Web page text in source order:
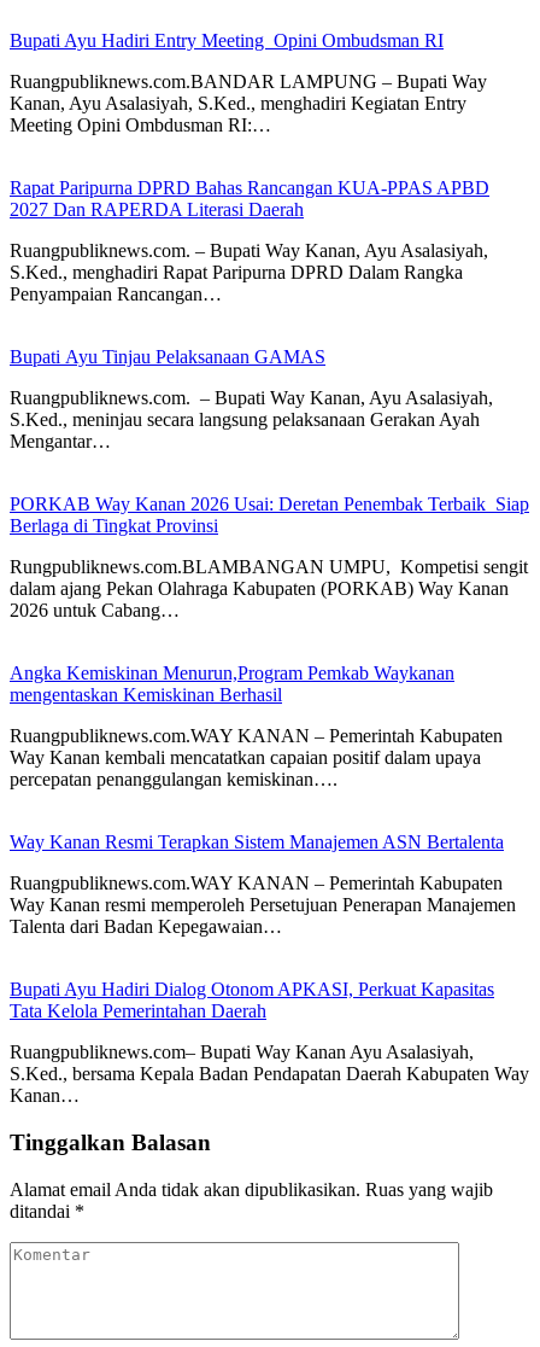
Bupati Ayu Hadiri Entry Meeting Opini Ombudsman RI
Ruangpubliknews.com.BANDAR LAMPUNG – Bupati Way
Kanan, Ayu Asalasiyah, S.Ked., menghadiri Kegiatan Entry
Meeting Opini Ombdusman RI:…
Rapat Paripurna DPRD Bahas Rancangan KUA-PPAS APBD
2027 Dan RAPERDA Literasi Daerah
Ruangpubliknews.com. – Bupati Way Kanan, Ayu Asalasiyah,
S.Ked., menghadiri Rapat Paripurna DPRD Dalam Rangka
Penyampaian Rancangan…
Bupati Ayu Tinjau Pelaksanaan GAMAS
Ruangpubliknews.com. – Bupati Way Kanan, Ayu Asalasiyah,
S.Ked., meninjau secara langsung pelaksanaan Gerakan Ayah
Mengantar…
PORKAB Way Kanan 2026 Usai: Deretan Penembak Terbaik Siap
Berlaga di Tingkat Provinsi
Rungpubliknews.com.BLAMBANGAN UMPU, Kompetisi sengit
dalam ajang Pekan Olahraga Kabupaten (PORKAB) Way Kanan
2026 untuk Cabang…
Angka Kemiskinan Menurun,Program Pemkab Waykanan
mengentaskan Kemiskinan Berhasil
Ruangpubliknews.com.WAY KANAN – Pemerintah Kabupaten
Way Kanan kembali mencatatkan capaian positif dalam upaya
percepatan penanggulangan kemiskinan….
Way Kanan Resmi Terapkan Sistem Manajemen ASN Bertalenta
Ruangpubliknews.com.WAY KANAN – Pemerintah Kabupaten
Way Kanan resmi memperoleh Persetujuan Penerapan Manajemen
Talenta dari Badan Kepegawaian…
Bupati Ayu Hadiri Dialog Otonom APKASI, Perkuat Kapasitas
Tata Kelola Pemerintahan Daerah
Ruangpubliknews.com– Bupati Way Kanan Ayu Asalasiyah,
S.Ked., bersama Kepala Badan Pendapatan Daerah Kabupaten Way
Kanan…
Tinggalkan Balasan
Alamat email Anda tidak akan dipublikasikan. Ruas yang wajib
ditandai *